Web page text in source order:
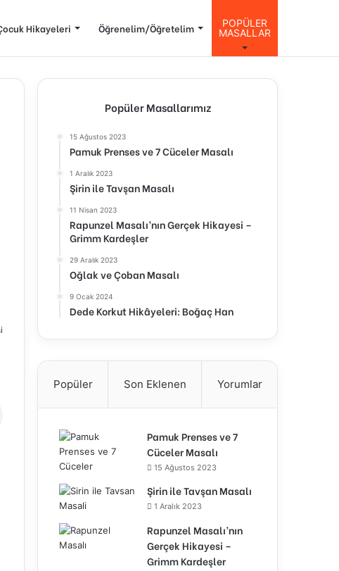
Hikayeleri Öğrenelim/Öğretelim
POPÜLER
MASALLAR
Popüler Masallarımız
15 Ağustos 2023
Pamuk Prenses ve 7 Cüceler Masalı
1 Aralık 2023
Şirin ile Tavşan Masalı
11 Nisan 2023
Rapunzel Masalı’nın Gerçek Hikayesi –
Grimm Kardeşler
29 Aralık 2023
Oğlak ve Çoban Masalı
9 Ocak 2024
Dede Korkut Hikâyeleri: Boğaç Han
Popüler Son Eklenen Yorumlar
Pamuk Prenses ve 7
Cüceler Masalı
15 Ağustos 2023
Şirin ile Tavşan Masalı
1 Aralık 2023
Rapunzel Masalı’nın
Gerçek Hikayesi –
Grimm Kardeşler